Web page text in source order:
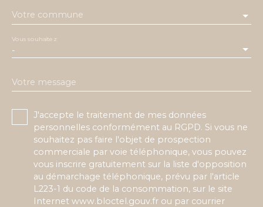
Votre commune
-
Vous souhaitez
Votre message
J'accepte le traitement de mes données
personnelles conformément au RGPD. Si vous ne
souhaitez pas faire l'objet de prospection
commerciale par voie téléphonique, vous pouvez
vous inscrire gratuitement sur la liste d'opposition
au démarchage téléphonique, prévu par l'article
L223-1 du code de la consommation, sur le site
Internet www.bloctel.gouv.fr ou par courrier